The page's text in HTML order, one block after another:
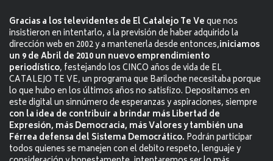
Gracias a los televidentes de El Catalejo Te Veque nos
insistieron en intentarlo, a la previsión de haber adquirido la
dirección web en 2002 y a mantenerla desde entonces,iniciamos
un 9 de Abril de 2010 un nuevo emprendimiento
periodístico, festejando los CINCO años de vida de EL
CATALEJO TE VE, un programa que Bariloche necesitaba porque
lo que hubo en los últimos años no satisfizo. Depositamos en
este digital un sinnúmero de esperanzas y aspiraciones, siempre
con la idea de contribuir a brindar más Libertad de
Expresión, más Democracia, más Valores y también una
Férrea defensa del Sistema Democrático. Podrán participar
todos quienes se manejen con el debito respeto, lenguaje y